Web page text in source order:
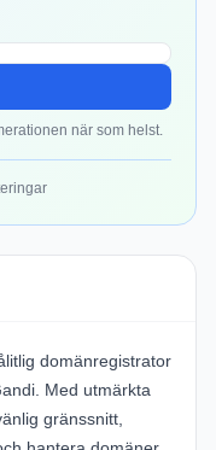
när som helst.
domänregistrator
. Med utmärkta
gränssnitt,